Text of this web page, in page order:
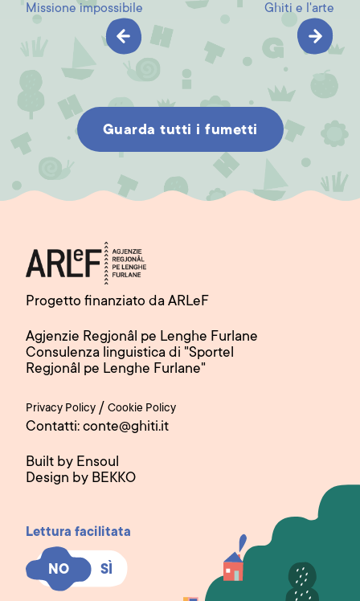
Missione impossibile Ghiti e l'arte
Guarda tutti i fumetti
Progetto finanziato da ARLeF
Agjenzie Regjonâl pe Lenghe Furlane
Consulenza linguistica di "Sportel
Regjonâl pe Lenghe Furlane"
Privacy Policy / Cookie Policy
Contatti: conte@ghiti.it
Built by Ensoul
Design by BEKKO
Lettura facilitata
NO SÌ
NO SÌ